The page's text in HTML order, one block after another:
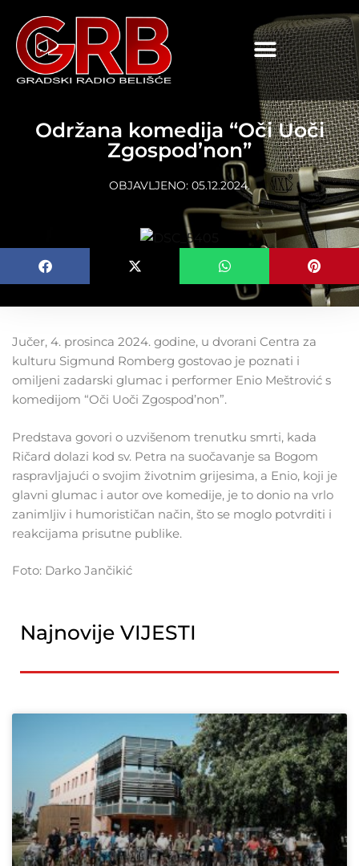
Održana komedija “Oči Uoči
Zgospod’non”
OBJAVLJENO: 05.12.2024.
Jučer, 4. prosinca 2024. godine, u dvorani Centra za
kulturu Sigmund Romberg gostovao je poznati i
omiljeni zadarski glumac i performer Enio Meštrović s
komedijom “Oči Uoči Zgospod’non”.
Predstava govori o uzvišenom trenutku smrti, kada
Ričard dolazi kod sv. Petra na suočavanje sa Bogom
raspravljajući o svojim životnim grijesima, a Enio, koji je
glavni glumac i autor ove komedije, je to donio na vrlo
zanimljiv i humorističan način, što se moglo potvrditi i
reakcijama prisutne publike.
Foto: Darko Jančikić
Najnovije VIJESTI